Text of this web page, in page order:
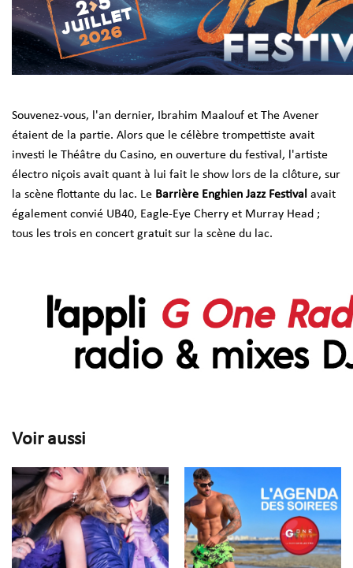
Souvenez-vous, l'an dernier, Ibrahim Maalouf et The Avener
étaient de la partie. Alors que le célèbre trompettiste avait
investi le Théâtre du Casino, en ouverture du festival, l'artiste
électro niçois avait quant à lui fait le show lors de la clôture, sur
la scène flottante du lac. Le Barrière Enghien Jazz Festival avait
également convié UB40, Eagle-Eye Cherry et Murray Head ;
tous les trois en concert gratuit sur la scène du lac.
Voir aussi